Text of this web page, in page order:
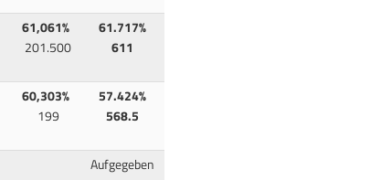
61,061%
201.500
61.717%
611
60,303%
199
57.424%
568.5
Aufgegeben